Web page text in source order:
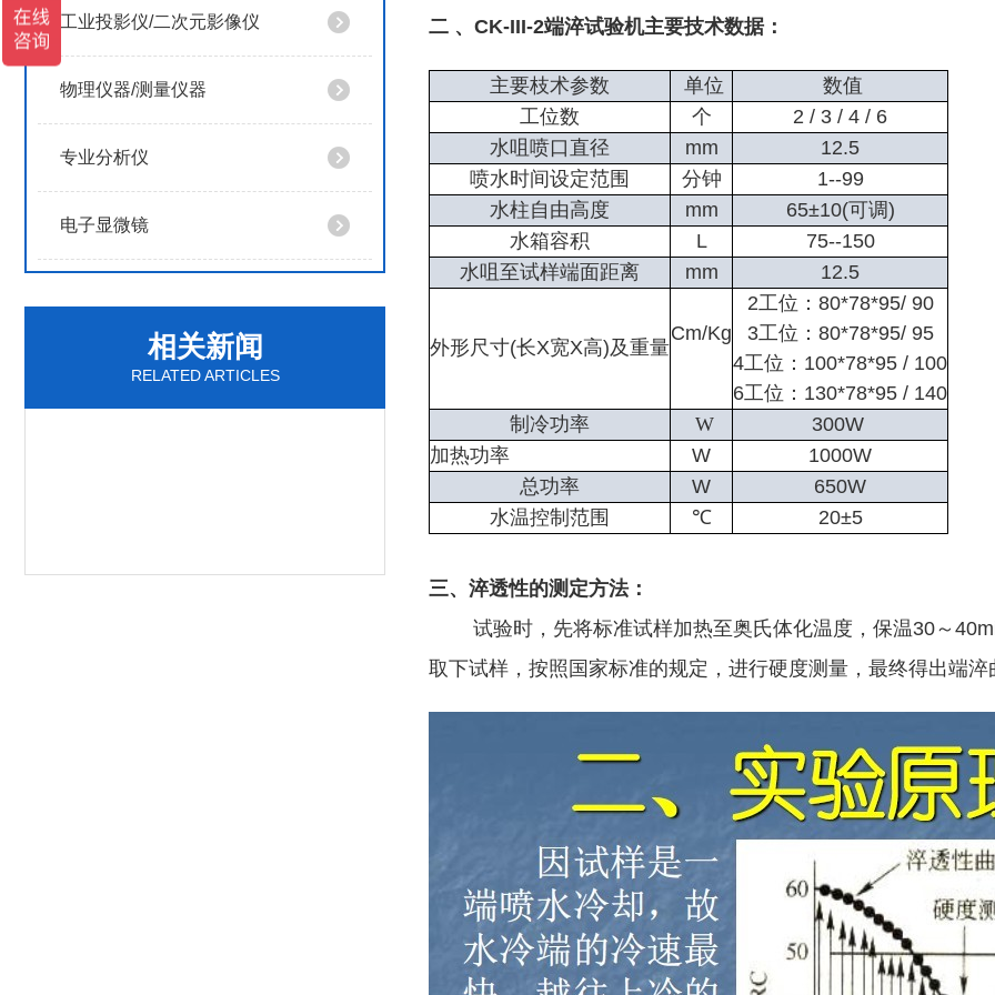
工业投影仪/二次元影像仪
物理仪器/测量仪器
专业分析仪
电子显微镜
相关新闻
RELATED ARTICLES
二 、CK-III-2端淬试验机主要技术数据：
主要枝术参数 单位
数值
工位数
个
2 / 3 / 4 / 6
水咀喷口直径
mm
12.5
喷水时间设定范围
分钟
1--99
水柱自由高度
mm 65±10(可调)
水箱容积
L
75--150
水咀至试样端面距离
mm 12.5
外形尺寸(长X宽X高)及重量
Cm/Kg
2工位： 80*78*95/ 90
3工位： 80*78*95/ 95
4工位： 100*78*95 / 100
6工位： 130*78*95 / 140
制冷功率
W
300W
加热功率
W
1000W
总功率
W
650W
水温控制范围
℃ 20±5
三、淬透性的测定方法：
试验时，先将标准试样加热至奥氏体化温度，保温30～
取下试样，按照国家标准的规定，进行硬度测量，最终得出端淬